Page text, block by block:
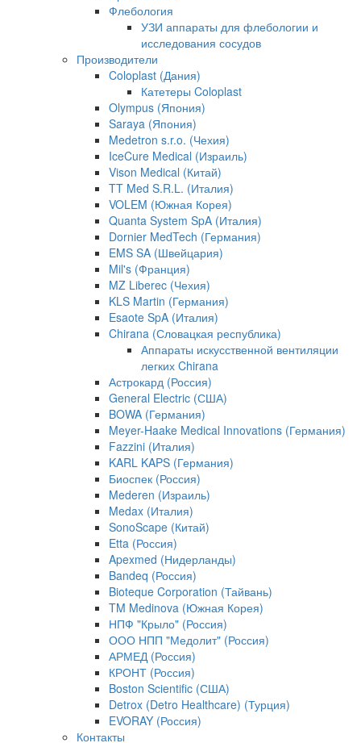
Флебология
УЗИ аппараты для флебологии и
исследования сосудов
Производители
Coloplast (Дания)
Катетеры Coloplast
Olympus (Япония)
Saraya (Япония)
Medetron s.r.o. (Чехия)
IceCure Medical (Израиль)
Vison Medical (Китай)
TT Med S.R.L. (Италия)
VOLEM (Южная Корея)
Quanta System SpA (Италия)
Dornier MedTech (Германия)
EMS SA (Швейцария)
Mil's (Франция)
MZ Liberec (Чехия)
KLS Martin (Германия)
Esaote SpA (Италия)
Chirana (Словацкая республика)
Аппараты искусственной вентиляции
легких Chirana
Астрокард (Россия)
General Electric (США)
BOWA (Германия)
Meyer-Haake Medical Innovations (Германия)
Fazzini (Италия)
KARL KAPS (Германия)
Биоспек (Россия)
Mederen (Израиль)
Medax (Италия)
SonoScape (Китай)
Etta (Россия)
Apexmed (Нидерланды)
Bandeq (Россия)
Bioteque Corporation (Тайвань)
TM Medinova (Южная Корея)
НПФ "Крыло" (Россия)
ООО НПП "Медолит" (Россия)
АРМЕД (Россия)
КРОНТ (Россия)
Boston Scientific (США)
Detrox (Detro Healthcare) (Турция)
EVORAY (Россия)
Контакты